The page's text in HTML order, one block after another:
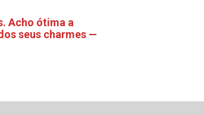
Acho ótima a
seus charmes —